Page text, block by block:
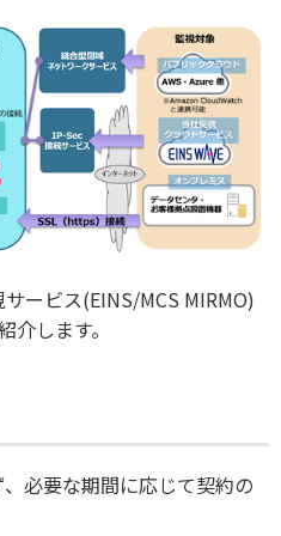
ービス(EINS/MCS MIRMO)
します。
必要な期間に応じて契約の